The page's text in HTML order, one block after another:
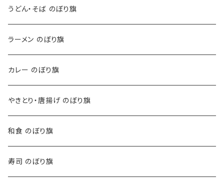
うどん・そば のぼり旗
ラーメン のぼり旗
カレー のぼり旗
やきとり・唐揚げ のぼり旗
和食 のぼり旗
寿司 のぼり旗